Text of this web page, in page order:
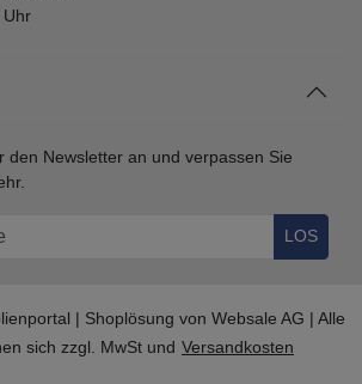
den Newsletter an und verpassen Sie
LOS
Uhr
| Shoplösung von Websale AG | Alle
sich zzgl. MwSt und Versandkosten